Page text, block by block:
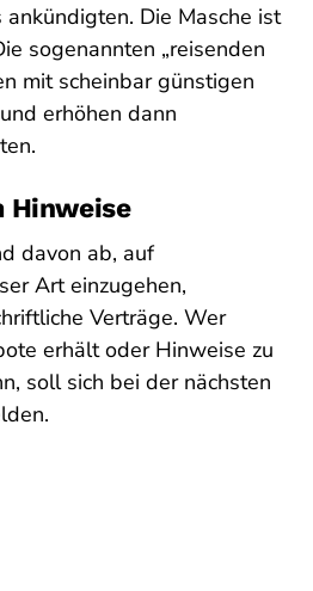
Die Masche ist
sogenannten „reisenden
mit scheinbar günstigen
erhöhen dann
Hinweise
davon ab, auf
Art einzugehen,
Verträge. Wer
erhält oder Hinweise zu
soll sich bei der nächsten